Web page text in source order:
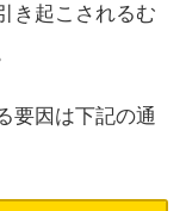
き起こされるむ
要因は下記の通